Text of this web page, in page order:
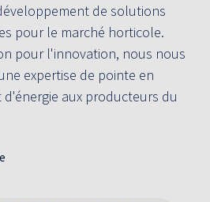
de solutions
pour le marché horticole.
pour l'innovation, nous nous
expertise de pointe en
aux producteurs du